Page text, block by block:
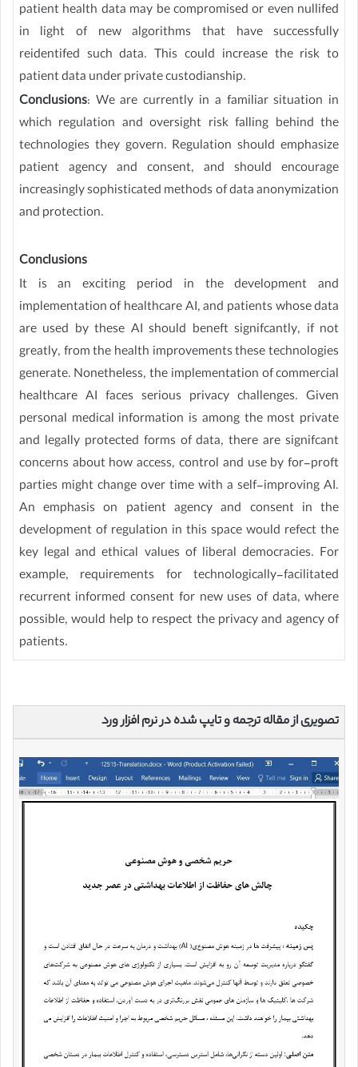
patient health data may be compromised or even nullifed
in light of new algorithms that have successfully
reidentifed such data. This could increase the risk to
patient data under private custodianship.
Conclusions: We are currently in a familiar situation in
which regulation and oversight risk falling behind the
technologies they govern. Regulation should emphasize
patient agency and consent, and should encourage
increasingly sophisticated methods of data anonymization
and protection.
Conclusions
It is an exciting period in the development and
implementation of healthcare AI, and patients whose data
are used by these AI should beneft signifcantly, if not
greatly, from the health improvements these technologies
generate. Nonetheless, the implementation of commercial
healthcare AI faces serious privacy challenges. Given
personal medical information is among the most private
and legally protected forms of data, there are signifcant
concerns about how access, control and use by for-proft
parties might change over time with a self-improving AI.
An emphasis on patient agency and consent in the
development of regulation in this space would refect the
key legal and ethical values of liberal democracies. For
example, requirements for technologically-facilitated
recurrent informed consent for new uses of data, where
possible, would help to respect the privacy and agency of
patients.
تصویری از مقاله ترجمه و تایپ شده در نرم افزار ورد